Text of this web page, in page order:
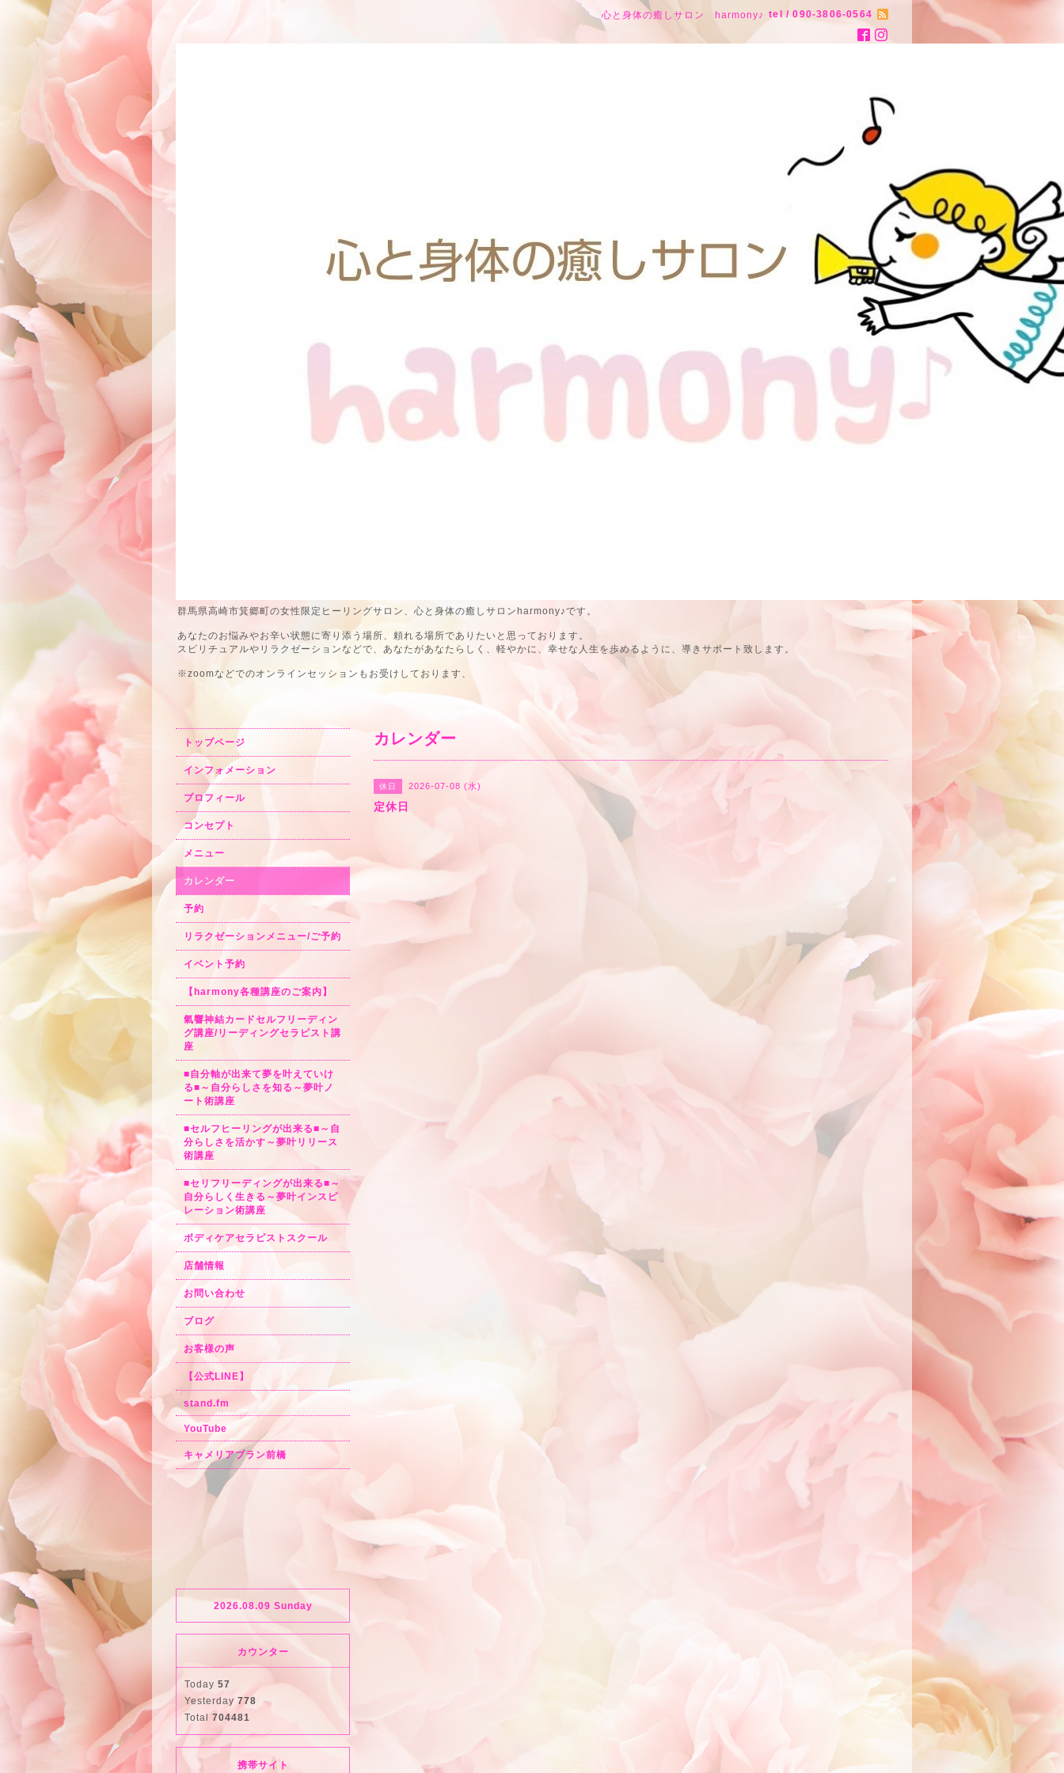
心と身体の癒しサロン harmony♪ tel / 090-3806-0564
群馬県高崎市箕郷町の女性限定ヒーリングサロン、心と身体の癒しサロンharmony♪です。
あなたのお悩みやお辛い状態に寄り添う場所、頼れる場所でありたいと思っております。
スピリチュアルやリラクゼーションなどで、あなたがあなたらしく、軽やかに、幸せな人生を歩めるように、導きサポート致します。
※zoomなどでのオンラインセッションもお受けしております、
カレンダー
休日 2026-07-08 (水)
定休日
トップページ
インフォメーション
プロフィール
コンセプト
メニュー
カレンダー
予約
リラクゼーションメニュー/ご予約
イベント予約
【harmony各種講座のご案内】
氣響神結カードセルフリーディン
グ講座/リーディングセラピスト講
座
■自分軸が出来て夢を叶えていけ
る■～自分らしさを知る～夢叶ノ
ート術講座
■セルフヒーリングが出来る■～自
分らしさを活かす～夢叶リリース
術講座
■セリフリーディングが出来る■～
自分らしく生きる～夢叶インスピ
レーション術講座
ボディケアセラピストスクール
店舗情報
お問い合わせ
ブログ
お客様の声
【公式LINE】
stand.fm
YouTube
キャメリアブラン前橋
2026.08.09 Sunday
カウンター
Today 57
Yesterday 778
Total 704481
携帯サイト